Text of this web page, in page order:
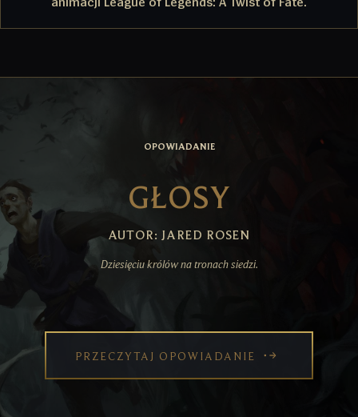
animacji League of Legends: A Twist of Fate.
OPOWIADANIE
GŁOSY
AUTOR: JARED ROSEN
Dziesięciu królów na tronach siedzi.
PRZECZYTAJ OPOWIADANIE